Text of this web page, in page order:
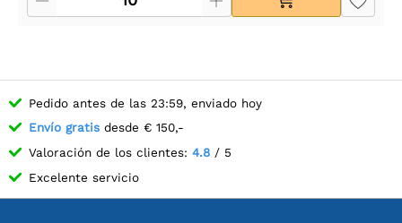
Pedido antes de las 23:59, enviado hoy
Envío gratis desde € 150,-
Valoración de los clientes: 4.8 / 5
Excelente servicio